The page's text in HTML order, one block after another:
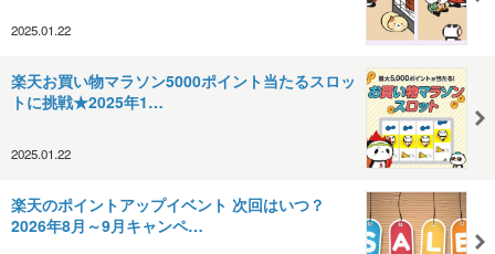
2025.01.22
楽天お買い物マラソン5000ポイント当たるスロッ
トに挑戦★2025年1…
2025.01.22
楽天のポイントアップイベント 次回はいつ？
2026年8月～9月キャンペ…